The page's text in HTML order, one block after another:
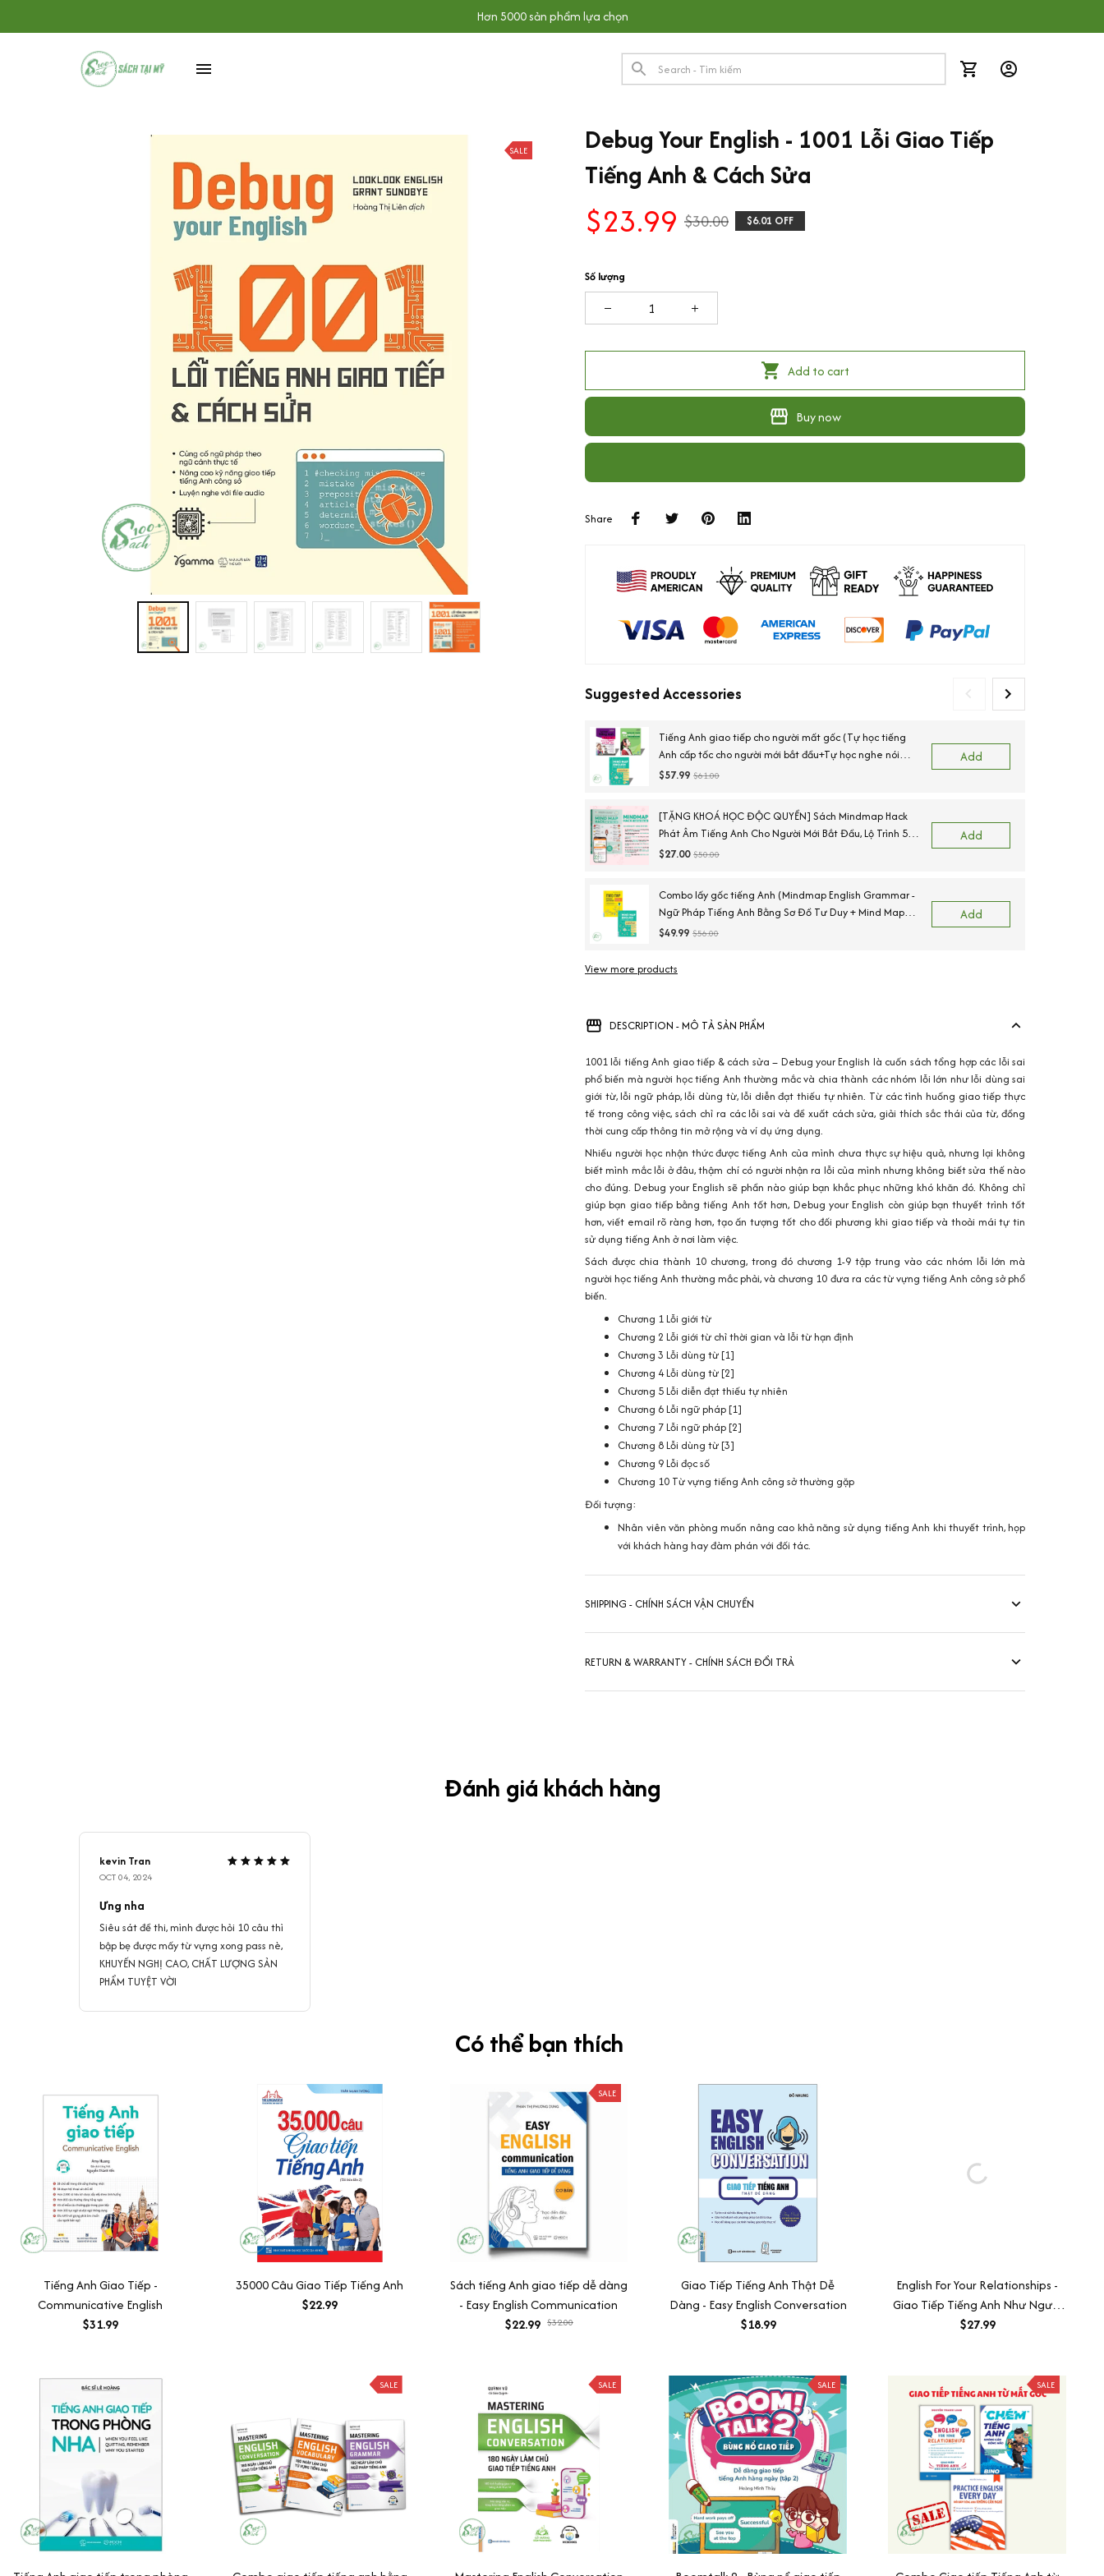
Hơn 5000 sản phẩm lựa chọn
SALE
Debug Your English - 1001 Lỗi Giao Tiếp
Tiếng Anh & Cách Sửa
$23.99 $30.00 $6.01 OFF
Số lượng
Add to cart
Buy now
Share
Suggested Accessories
Tiếng Anh giao tiếp cho người mất gốc (Tự học tiếng
Anh cấp tốc cho người mới bắt đầu+Tự học nghe nói
tiếng Anh căn bản+Mindmap Vocabulary)
$57.99 $61.00
Add
[TẶNG KHOÁ HỌC ĐỘC QUYỀN] Sách Mindmap Hack
Phát Âm Tiếng Anh Cho Người Mới Bắt Đầu, Lộ Trình 55
Ngày Chinh Phục IPA
$27.00 $50.00
Add
Combo lấy gốc tiếng Anh (Mindmap English Grammar -
Ngữ Pháp Tiếng Anh Bằng Sơ Đồ Tư Duy + Mind Map
English Vocabulary - Từ Vựng Tiếng Anh Qua Sơ Đồ Tư
$49.99 $56.00
Add
View more products
DESCRIPTION - MÔ TẢ SẢN PHẨM
1001 lỗi tiếng Anh giao tiếp & cách sửa – Debug your English là cuốn sách tổng hợp các lỗi sai
phổ biến mà người học tiếng Anh thường mắc và chia thành các nhóm lỗi lớn như lỗi dùng sai
giới từ, lỗi ngữ pháp, lỗi dùng từ, lỗi diễn đạt thiếu tự nhiên. Từ các tình huống giao tiếp thực
tế trong công việc, sách chỉ ra các lỗi sai và đề xuất cách sửa, giải thích sắc thái của từ, đồng
thời cung cấp thông tin mở rộng và ví dụ ứng dụng.
Nhiều người học nhận thức được tiếng Anh của mình chưa thực sự hiệu quả, nhưng lại không
biết mình mắc lỗi ở đâu, thậm chí có người nhận ra lỗi của mình nhưng không biết sửa thế nào
cho đúng. Debug your English sẽ phần nào giúp bạn khắc phục những khó khăn đó. Không chỉ
giúp bạn giao tiếp bằng tiếng Anh tốt hơn, Debug your English còn giúp bạn thuyết trình tốt
hơn, viết email rõ ràng hơn, tạo ấn tượng tốt cho đối phương khi giao tiếp và thoải mái tự tin
sử dụng tiếng Anh ở nơi làm việc.
Sách được chia thành 10 chương, trong đó chương 1-9 tập trung vào các nhóm lỗi lớn mà
người học tiếng Anh thường mắc phải, và chương 10 đưa ra các từ vựng tiếng Anh công sở phổ
biến.
Chương 1Lỗi giới từ
Chương 2 Lỗi giới từ chỉ thời gian và lỗi từ hạn định
Chương 3 Lỗi dùng từ [1]
Chương 4Lỗi dùng từ [2]
Chương 5Lỗi diễn đạt thiếu tự nhiên
Chương 6Lỗi ngữ pháp [1]
Chương 7Lỗi ngữ pháp [2]
Chương 8Lỗi dùng từ [3]
Chương 9Lỗi đọc số
Chương 10 Từ vựng tiếng Anh công sở thường gặp
Đối tượng:
Nhân viên văn phòng muốn nâng cao khả năng sử dụng tiếng Anh khi thuyết trình, họp
với khách hàng hay đàm phán với đối tác.
SHIPPING - CHÍNH SÁCH VẬN CHUYỂN
RETURN & WARRANTY - CHÍNH SÁCH ĐỔI TRẢ
Đánh giá khách hàng
kevin Tran
OCT 04, 2024
Ưng nha
Siêu sát đề thi, mình được hỏi 10 câu thì
bập bẹ được mấy từ vựng xong pass nè,
KHUYẾN NGHỊ CAO, CHẤT LƯỢNG SẢN
PHẨM TUYỆT VỜI
Có thể bạn thích
Tiếng Anh Giao Tiếp -
Communicative English
$31.99
35000 Câu Giao Tiếp Tiếng Anh
$22.99
SALE
Sách tiếng Anh giao tiếp dễ dàng
- Easy English Communication
$22.99 $32.00
Giao Tiếp Tiếng Anh Thật Dễ
Dàng - Easy English Conversation
$18.99
English For Your Relationships -
Giao Tiếp Tiếng Anh Như Người
Bản Xứ
$27.99
SALE SALE SALE SALE